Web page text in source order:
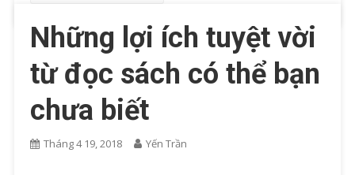
Những lợi ích tuyệt vời
từ đọc sách có thể bạn
chưa biết
Tháng 4 19, 2018 Yến Trần